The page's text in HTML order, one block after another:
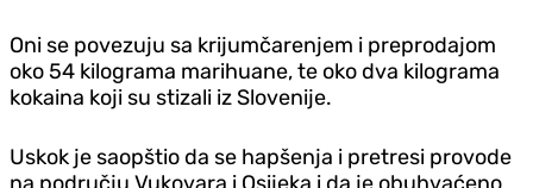
Oni se povezuju sa krijumčarenjem i preprodajom
oko 54 kilograma marihuane, te oko dva kilograma
kokaina koji su stizali iz Slovenije.
Uskok je saopštio da se hapšenja i pretresi provode